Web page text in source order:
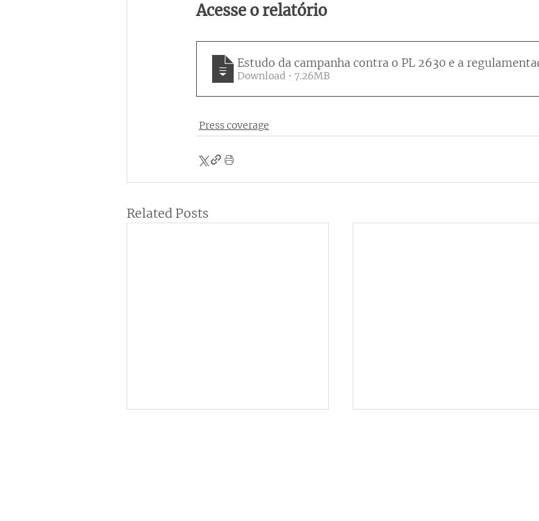
Acesse o relatório
Estudo da campanha contra o PL 2630 e a
Download • 7.26MB
Press coverage
Related Posts